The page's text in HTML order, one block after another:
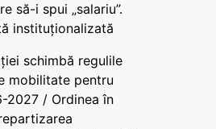
să-i spui „salariu”.
instituționalizată
schimbă regulile
mobilitate pentru
2027 / Ordinea în